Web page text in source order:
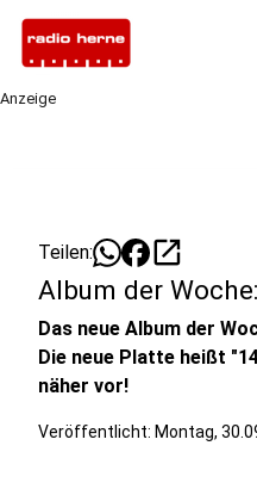
Anzeige
Teilen: open_in_new
Album der
Das neue Album der
Die neue Platte heißt
näher vor!
Veröffentlicht: Montag,